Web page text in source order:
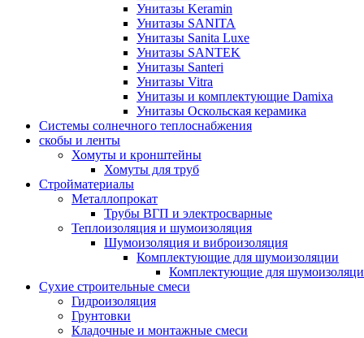
Унитазы Keramin
Унитазы SANITA
Унитазы Sanita Luxe
Унитазы SANTEK
Унитазы Santeri
Унитазы Vitra
Унитазы и комплектующие Damixa
Унитазы Оскольская керамика
Системы солнечного теплоснабжения
скобы и ленты
Хомуты и кронштейны
Хомуты для труб
Стройматериалы
Металлопрокат
Трубы ВГП и электросварные
Теплоизоляция и шумоизоляция
Шумоизоляция и виброизоляция
Комплектующие для шумоизоляции
Комплектующие для
Сухие строительные смеси
Гидроизоляция
Грунтовки
Кладочные и монтажные смеси